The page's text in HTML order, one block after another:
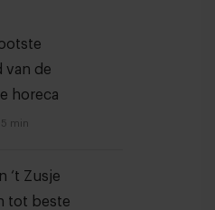
van de
horeca
5 min
‘t Zusje
tot beste